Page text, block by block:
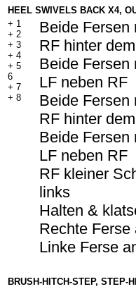
HEEL SWIVELS BACK X4,
+ 1
+ 2
+ 3
+ 4
+ 5
6
+ 7
+ 8
Beide Fersen
RF hinter
Beide Fersen
LF neben RF
Beide Fersen
RF hinter
Beide Fersen
LF neben RF
RF kleiner
links
Halten &
Rechte Ferse
Linke Ferse
BRUSH-HITCH-STEP,